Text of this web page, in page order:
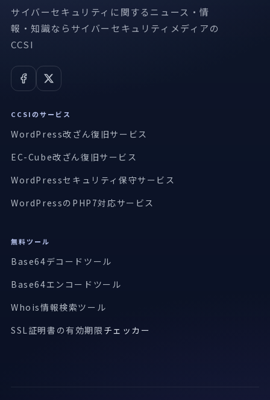
サイバーセキュリティに関するニュース・情
報・知識ならサイバーセキュリティメディアの
CCSI
CCSIのサービス
WordPress改ざん復旧サービス
EC-Cube改ざん復旧サービス
WordPressセキュリティ保守サービス
WordPressのPHP7対応サービス
無料ツール
Base64デコードツール
Base64エンコードツール
Whois情報検索ツール
SSL証明書の有効期限 チェッカー